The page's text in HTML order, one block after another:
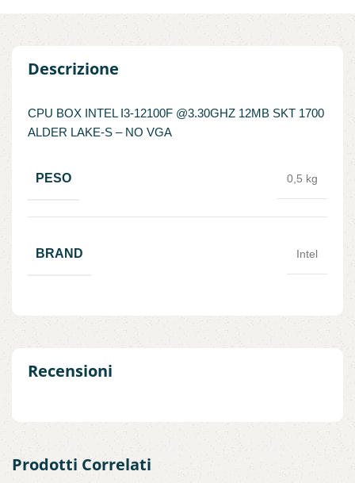
Descrizione
CPU BOX INTEL I3-12100F @3.30GHZ 12MB SKT 1700
ALDER LAKE-S – NO VGA
PESO 0,5 kg
BRAND Intel
Recensioni
Prodotti Correlati